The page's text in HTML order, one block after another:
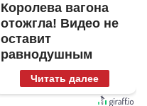
Королева вагона
отожгла! Видео не
оставит
равнодушным
Читать далее